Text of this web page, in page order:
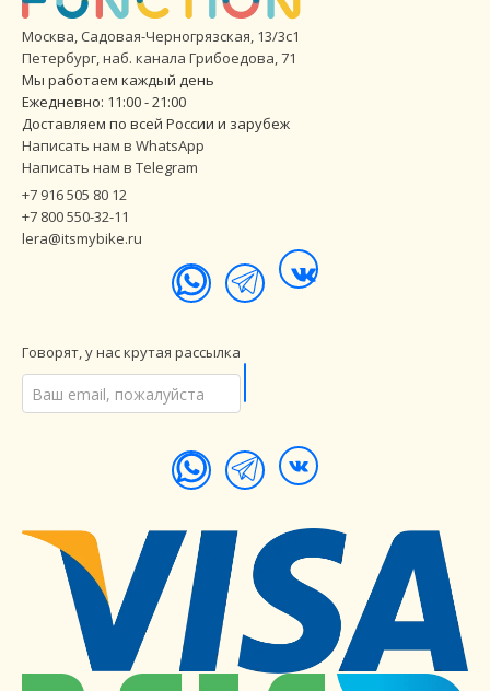
Москва, Садовая-Черногрязская, 13/3с1
Петербург,наб. канала Грибоедова, 71
Мы работаем каждый день
Ежедневно: 11:00 - 21:00
Доставляем по всей России и зарубеж
Написать нам в WhatsApp
Написать нам в Telegram
+7 916 505 80 12
+7 800 550-32-11
lera@itsmybike.ru
Говорят, у нас крутая рассылка